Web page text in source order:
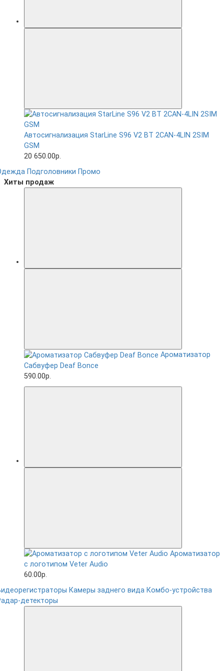
Автосигнализация StarLine S96 V2 BT 2CAN-4LIN 2SIM
GSM
20 650.00р.
Подголовники Промо
Хиты продаж
Ароматизатор
Сабвуфер Deaf Bonce
590.00р.
Ароматизатор
с логотипом Veter Audio
60.00р.
Камеры заднего вида Комбо-устройства
детекторы